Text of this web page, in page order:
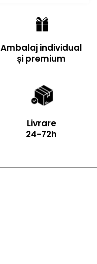
Ambalaj individual
și premium
Livrare
24-72h